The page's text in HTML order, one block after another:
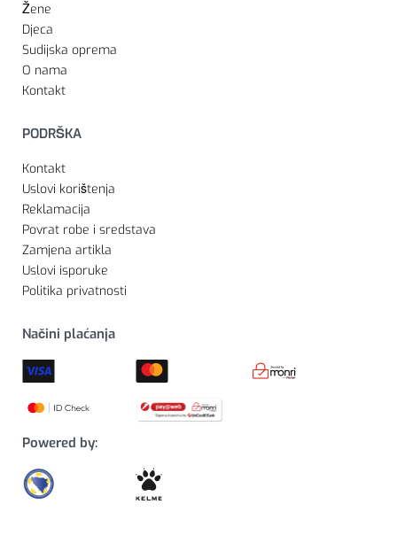
Žene
Djeca
Sudijska oprema
O nama
Kontakt
PODRŠKA
Kontakt
Uslovi korištenja
Reklamacija
Povrat robe i sredstava
Zamjena artikla
Uslovi isporuke
Politika privatnosti
Načini plaćanja
Powered by: